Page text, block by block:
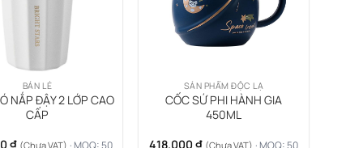
BÁN LẺ
NẮP ĐẬY 2 LỚP CAO
CẤP
₫ (Chưa VAT)
SẢN PHẨM ĐỘC LẠ
CỐC SỨ PHI HÀNH GIA
450ML
418.000 ₫ (Chưa VAT)